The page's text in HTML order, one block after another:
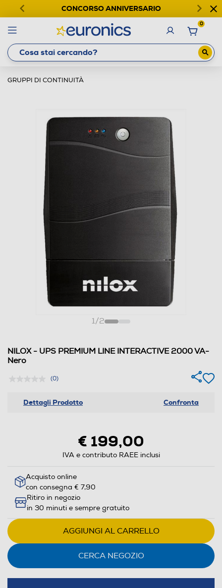
CONCORSO ANNIVERSARIO
0
GRUPPI DI CONTINUITÀ
1/2
NILOX - UPS PREMIUM LINE INTERACTIVE 2000 VA-
Nero
(0)
Dettagli Prodotto Confronta
€ 199,00
IVA e contributo RAEE inclusi
Acquisto online
con consegna € 7,90
Ritiro in negozio
in 30 minuti e sempre gratuito
AGGIUNGI AL CARRELLO
CERCA NEGOZIO